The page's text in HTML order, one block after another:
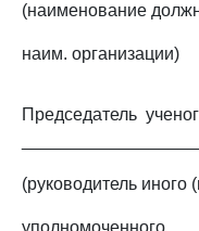
(наименование
наим. организации)
Председатель
(руководитель
уполномоченного